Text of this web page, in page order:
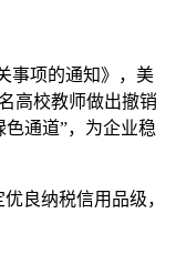
事项的通知》，美
高校教师做出撤销
通道”，为企业稳
良纳税信用品级，